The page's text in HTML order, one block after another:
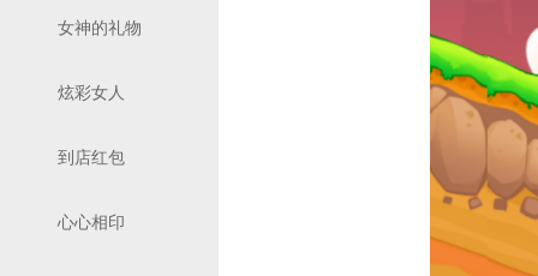
女神的礼物
炫彩女人
到店红包
心心相印